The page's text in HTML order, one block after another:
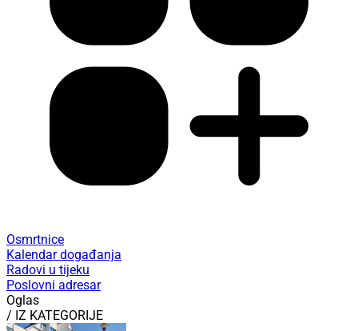
Osmrtnice
Kalendar događanja
Radovi u tijeku
Poslovni adresar
Oglas
/ IZ KATEGORIJE